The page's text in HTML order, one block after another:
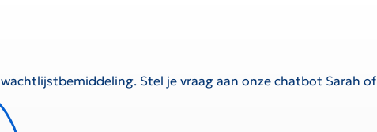
Stel je vraag aan onze chatbot Sarah of